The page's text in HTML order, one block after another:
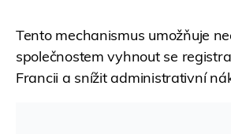
Tento mechanismus umožňuje
společnostem vyhnout se
Francii a snížit administrativní